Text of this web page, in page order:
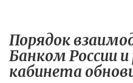
Порядок
Банком России
кабинета